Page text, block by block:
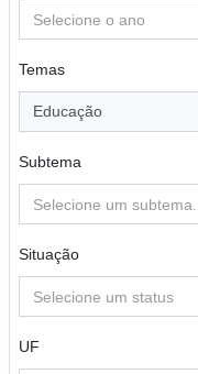
Selecione o ano
Temas
Educação
Subtema
Selecione um subtema...
Situação
Selecione um status
UF